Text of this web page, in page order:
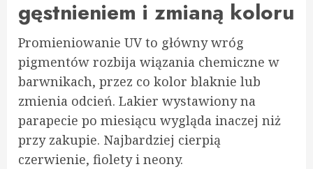
gęstnieniem i zmianą koloru
Promieniowanie UV to główny wróg
pigmentów rozbija wiązania chemiczne w
barwnikach, przez co kolor blaknie lub
zmienia odcień. Lakier wystawiony na
parapecie po miesiącu wygląda inaczej niż
przy zakupie. Najbardziej cierpią
czerwienie, fiolety i neony.